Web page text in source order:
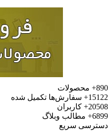
محصولات
سفارش‌ها تکمیل شده
کاربران
مطالب وبلاگ
سریع